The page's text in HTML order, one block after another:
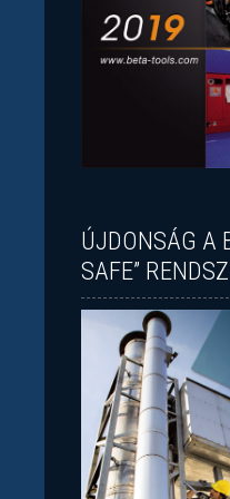
ÚJDONSÁG A
SAFE”